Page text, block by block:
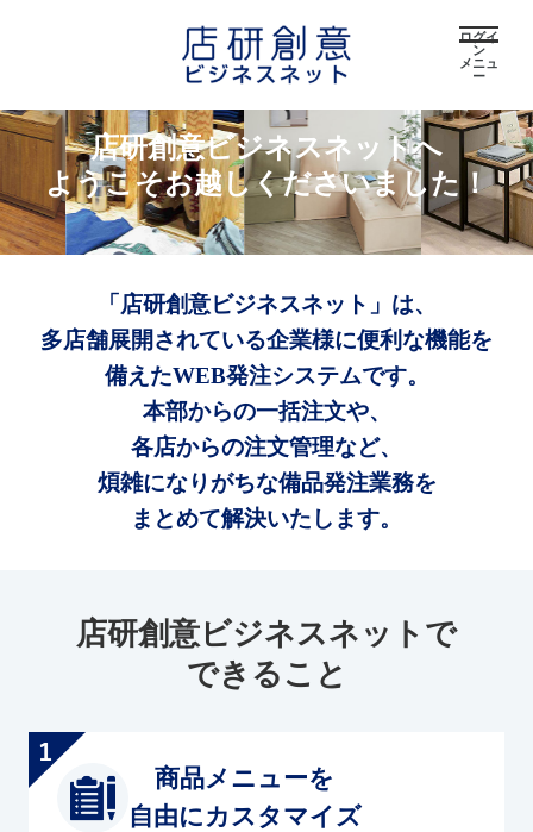
ログイ
ン
メニュ
ー
店研創意ビジネスネットへ
ようこそお越しくださいました！
「店研創意ビジネスネット」は、
多店舗展開されている企業様に便利な機能を
備えたWEB発注システムです。
本部からの一括注文や、
各店からの注文管理など、
煩雑になりがちな備品発注業務を
まとめて解決いたします。
店研創意ビジネスネットで
できること
商品メニューを
自由にカスタマイズ